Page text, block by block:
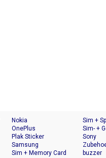
Nokia
OnePlus
Plak Sticker
Samsung
Sim + Memory Card
Sim +
Halter
Sim- +
Houder
Sony
buzzer